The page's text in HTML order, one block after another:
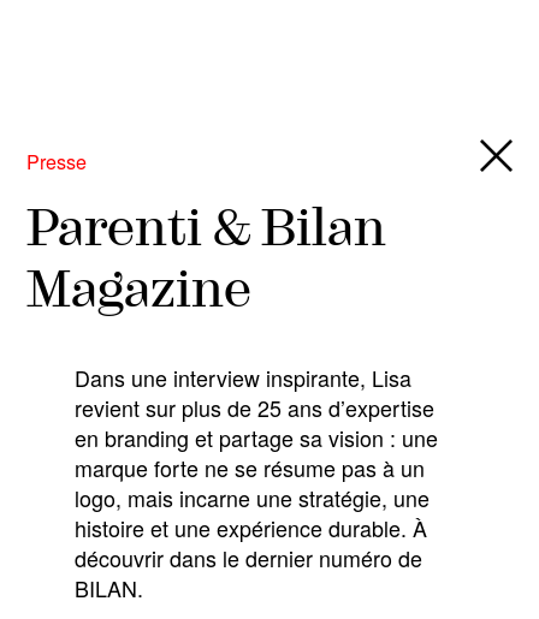
Presse
Parenti & Bilan
Magazine
Dans une interview inspirante, Lisa
revient sur plus de 25 ans d’expertise
en branding et partage sa vision : une
marque forte ne se résume pas à un
logo, mais incarne une stratégie, une
histoire et une expérience durable. À
découvrir dans le dernier numéro de
BILAN.